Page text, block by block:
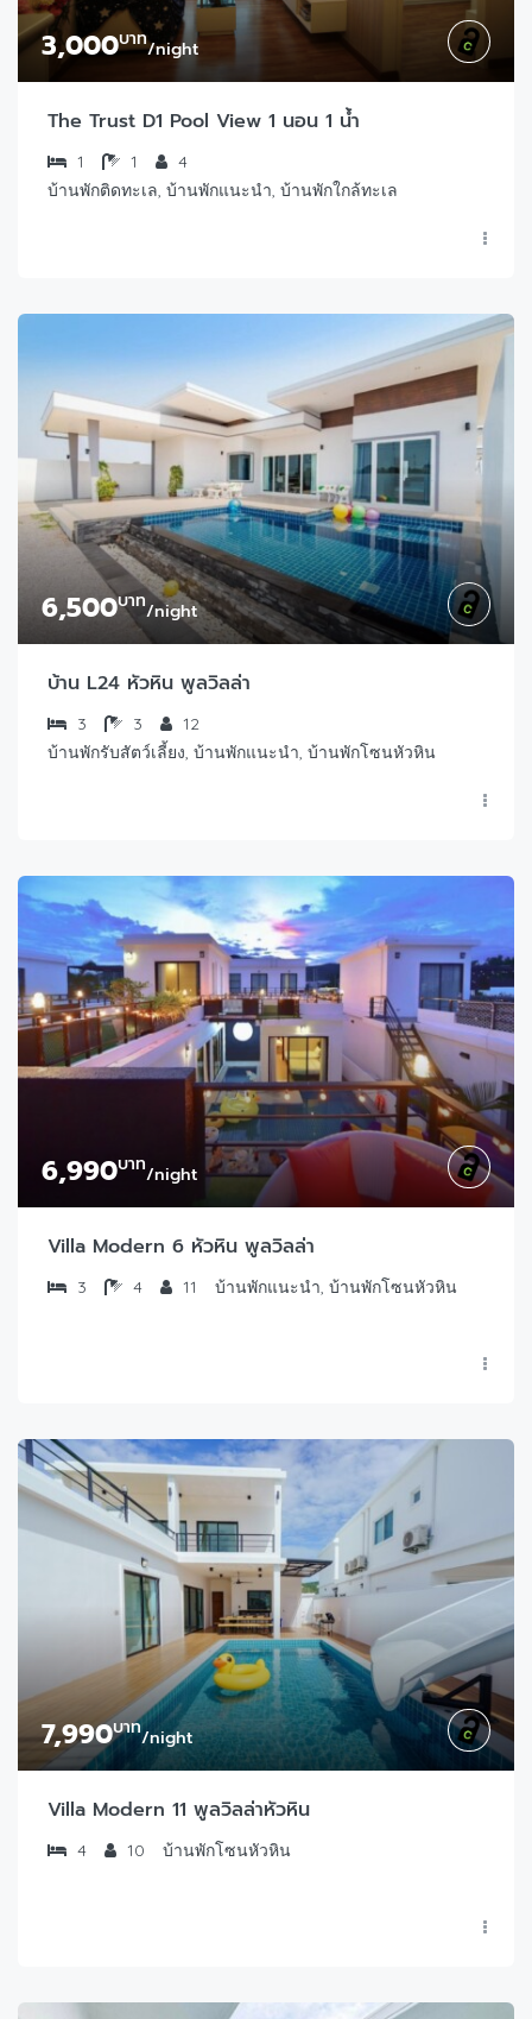
3,000บาท/night
The Trust D1 Pool View 1 นอน 1 น้ำ
1 1
4
บ้านพักติดทะเล, บ้านพักแนะนำ, บ้านพักใกล้ทะเล
6,500บาท/night
บ้าน L24 หัวหิน พูลวิลล่า
3 3
12
บ้านพักรับสัตว์เลี้ยง, บ้านพักแนะนำ, บ้านพักโซนหัวหิน
6,990บาท/night
Villa Modern 6 หัวหิน พูลวิลล่า
3 4 11 บ้านพักแนะนำ, บ้านพักโซนหัวหิน
7,990บาท/night
Villa Modern 11 พูลวิลล่าหัวหิน
4 10 บ้านพักโซนหัวหิน